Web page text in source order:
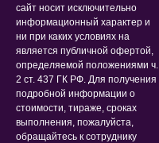
сайт носит исключительно
информационный характер и
ни при каких условиях на
является публичной офертой,
определяемой положениями ч.
2 ст. 437 ГК РФ. Для получения
подробной информации о
стоимости, тираже, сроках
выполнения, пожалуйста,
обращайтесь к сотруднику